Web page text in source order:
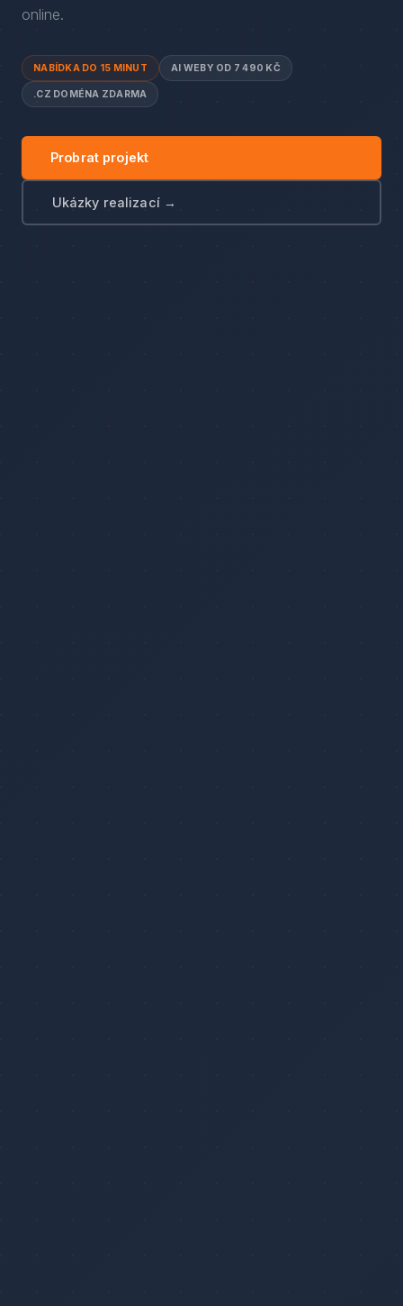
online.
NABÍDKA DO 15 MINUT AI WEBY OD 7 490 KČ
.CZ DOMÉNA ZDARMA
Probrat projekt
Ukázky realizací →